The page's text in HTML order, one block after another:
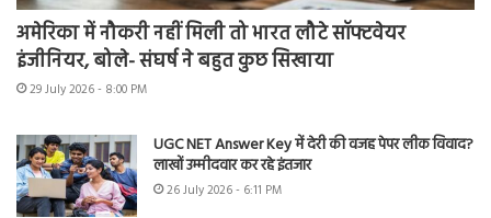
अमेरिका में नौकरी नहीं मिली तो भारत लौटे सॉफ्टवेयर
इंजीनियर, बोले- संघर्ष ने बहुत कुछ सिखाया
29 July 2026 - 8:00 PM
UGC NET Answer Key में देरी की वजह पेपर लीक विवाद?
लाखों उम्मीदवार कर रहे इंतजार
26 July 2026 - 6:11 PM